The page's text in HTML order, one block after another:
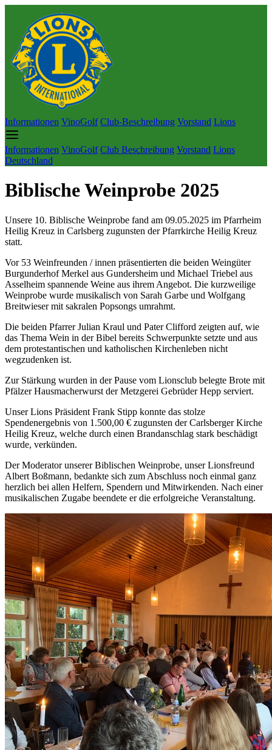
Informationen VinoGolf Club-Beschreibung Vorstand Lions
Informationen VinoGolf Club Beschreibung Vorstand Lions
Deutschland
Biblische Weinprobe 2025
Unsere 10. Biblische Weinprobe fand am 09.05.2025 im Pfarrheim
Heilig Kreuz in Carlsberg zugunsten der Pfarrkirche Heilig Kreuz
statt.
Vor 53 Weinfreunden / innen präsentierten die beiden Weingüter
Burgunderhof Merkel aus Gundersheim und Michael Triebel aus
Asselheim spannende Weine aus ihrem Angebot. Die kurzweilige
Weinprobe wurde musikalisch von Sarah Garbe und Wolfgang
Breitwieser mit sakralen Popsongs umrahmt.
Die beiden Pfarrer Julian Kraul und Pater Clifford zeigten auf, wie
das Thema Wein in der Bibel bereits Schwerpunkte setzte und aus
dem protestantischen und katholischen Kirchenleben nicht
wegzudenken ist.
Zur Stärkung wurden in der Pause vom Lionsclub belegte Brote mit
Pfälzer Hausmacherwurst der Metzgerei Gebrüder Hepp serviert.
Unser Lions Präsident Frank Stipp konnte das stolze
Spendenergebnis von 1.500,00 € zugunsten der Carlsberger Kirche
Heilig Kreuz, welche durch einen Brandanschlag stark beschädigt
wurde, verkünden.
Der Moderator unserer Biblischen Weinprobe, unser Lionsfreund
Albert Boßmann, bedankte sich zum Abschluss noch einmal ganz
herzlich bei allen Helfern, Spendern und Mitwirkenden. Nach einer
musikalischen Zugabe beendete er die erfolgreiche Veranstaltung.